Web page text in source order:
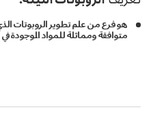
هو فرع من علم تطوير الروبوتات
متوافقة ومماثلة للمواد الموجودة في